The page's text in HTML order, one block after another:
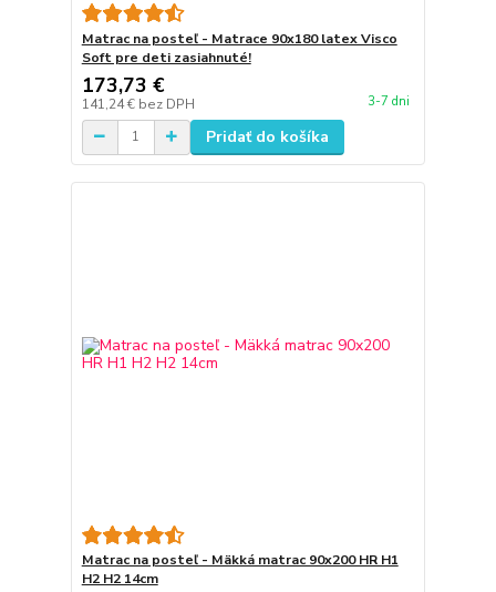
Matrac na posteľ - Matrace 90x180 latex Visco
Soft pre deti zasiahnuté!
173,73 €
141,24 € bez DPH 3-7 dni
Pridať do košíka
Matrac na posteľ - Mäkká matrac 90x200 HR H1
H2 H2 14cm